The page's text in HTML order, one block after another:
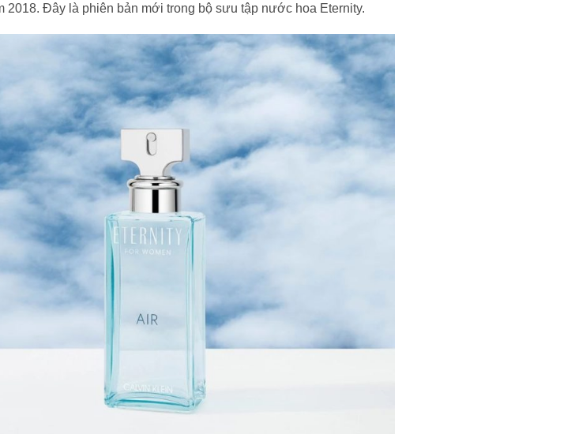
2018. Đây là phiên bản mới trong bộ sưu tập nước hoa Eternity.